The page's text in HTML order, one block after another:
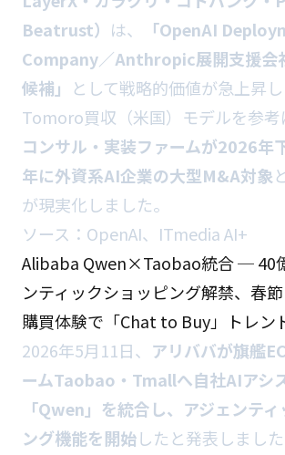
Beatrust） は、
「OpenAI
Company／Anthropic展開支援会
候補」
として戦略的価値が急上昇し
Tomoro買収（米国）モデルを参考
コンサル・実装ファームが2026年
年に外資系AI企業の大型M&A対象
が現実化しました。
ソース： OpenAI、 ITmedia AI+
Alibaba Qwen×Taobao統合 ─ 40
ンティックショッピング解禁、春
購買体験で「Chat to Buy」トレン
2026年5月11日、 アリババが旗艦
ームTaobao・Tmallへ自社AIアシ
「Qwen」を統合し、アジェンテ
ング機能を開始したと発表しまし